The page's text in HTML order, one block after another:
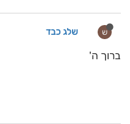
ש שלג כבד
ברוך ה'